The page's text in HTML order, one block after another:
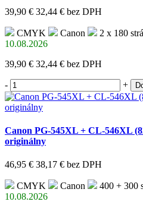
39,90 € 32,44 € bez DPH
CMYK Canon 2 x 180
10.08.2026
39,90 € 32,44 € bez DPH
- +
Canon PG-545XL + CL-546XL
originálny
46,95 € 38,17 € bez DPH
CMYK Canon 400 + 300
10.08.2026